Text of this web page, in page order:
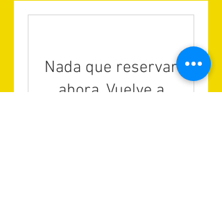
Nada que reservar
ahora. Vuelve a